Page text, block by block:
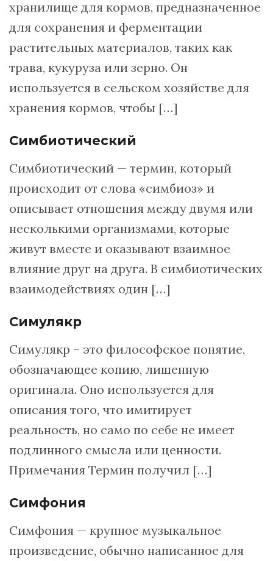
хранилище для кормов, предназначенное
для сохранения и ферментации
растительных материалов, таких как
трава, кукуруза или зерно. Он
используется в сельском хозяйстве для
хранения кормов, чтобы […]
Симбиотический
Симбиотический — термин, который
происходит от слова «симбиоз» и
описывает отношения между двумя или
несколькими организмами, которые
живут вместе и оказывают взаимное
влияние друг на друга. В симбиотических
взаимодействиях один […]
Симулякр
Симулякр – это философское понятие,
обозначающее копию, лишенную
оригинала. Оно используется для
описания того, что имитирует
реальность, но само по себе не имеет
подлинного смысла или ценности.
Примечания Термин получил […]
Симфония
Симфония — крупное музыкальное
произведение, обычно написанное для